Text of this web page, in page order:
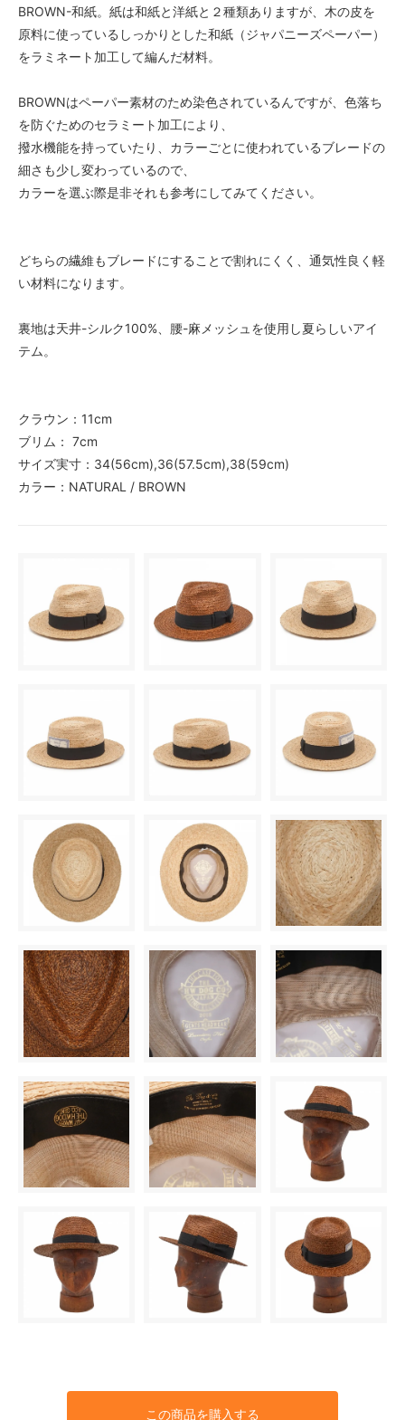
BROWN-和紙。紙は和紙と洋紙と２種類ありますが、木の皮を
原料に使っているしっかりとした和紙（ジャパニーズペーパー）
をラミネート加工して編んだ材料。
BROWNはペーパー素材のため染色されているんですが、色落ち
を防ぐためのセラミート加工により、
撥水機能を持っていたり、カラーごとに使われているブレードの
細さも少し変わっているので、
カラーを選ぶ際是非それも参考にしてみてください。
どちらの繊維もブレードにすることで割れにくく、通気性良く軽
い材料になります。
裏地は天井-シルク100%、腰-麻メッシュを使用し夏らしいアイ
テム。
クラウン：11cm
ブリム： 7cm
サイズ実寸：34(56cm),36(57.5cm),38(59cm)
カラー：NATURAL / BROWN
この商品を購入する